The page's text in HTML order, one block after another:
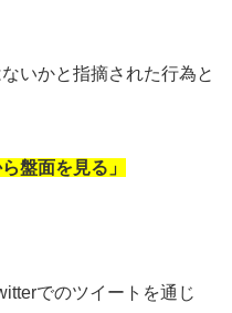
いかと指摘された行為と
盤面を見る」
でのツイートを通じ